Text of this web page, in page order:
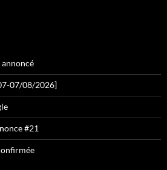
07/08/2026]
#21